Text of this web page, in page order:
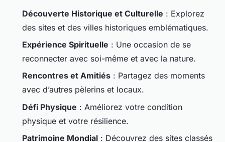
Découverte Historique et Culturelle : Explorez
des sites et des villes historiques emblématiques.
Expérience Spirituelle : Une occasion de se
reconnecter avec soi-même et avec la nature.
Rencontres et Amitiés : Partagez des moments
avec d’autres pèlerins et locaux.
Défi Physique : Améliorez votre condition
physique et votre résilience.
Patrimoine Mondial : Découvrez des sites classés